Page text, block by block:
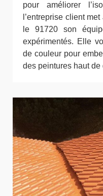
pour améliorer
l’entreprise client
le 91720 son
expérimentés. Elle
de couleur pour
des peintures haut de